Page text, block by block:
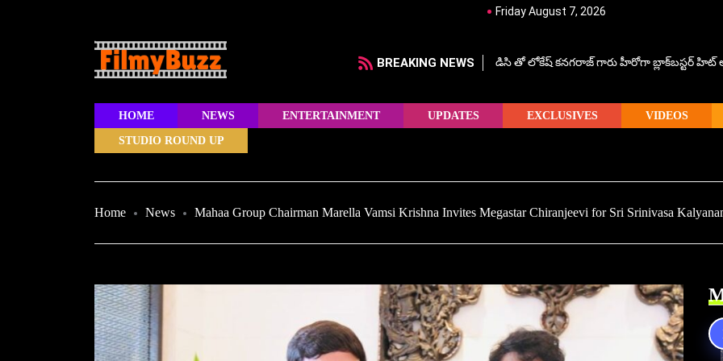
Friday August 7, 2026
BREAKING NEWS డిసి తో లోకేష్ కనగరాజ్ గారు హీరోగా బ్లాక్‌బస్టర్ హిట్
HOME NEWS ENTERTAINMENT UPDATES EXCLUSIVES VIDEOS
STUDIO ROUND UP
Home News Mahaa Group Chairman Marella Vamsi Krishna Invites Megastar Chiranjeevi for Sri Srinivasa